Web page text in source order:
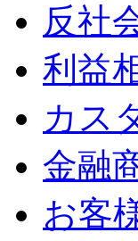
反社
利益
カス
金融
お客